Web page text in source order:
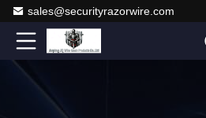
sales@securityrazorwire.com